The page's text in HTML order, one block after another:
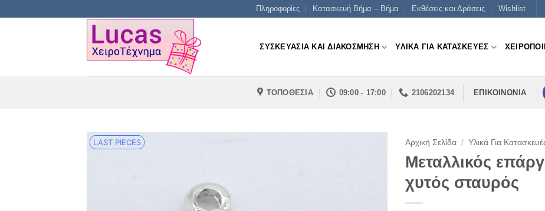
Πληροφορίες Κατασκευή Βήμα – Βήμα Εκθέσεις και Δράσεις Wishlist
ΣΥΣΚΕΥΑΣΙΑ ΚΑΙ ΔΙΑΚΟΣΜΗΣΗ ΥΛΙΚΑ ΓΙΑ ΚΑΤΑΣΚΕΥΕΣ
ΤΟΠΟΘΕΣΙΑ 09:00 - 17:00 2106202134 ΕΠΙΚΟΙΝΩΝΙΑ
LAST PIECES Αρχική Σελίδα / Υλικά Για
Μεταλλικός
χυτός σταυρός